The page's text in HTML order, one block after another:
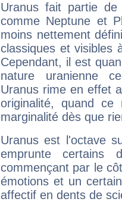
Uranus fait partie
comme Neptune et
moins nettement
classiques et visibles
Cependant, il est
nature uranienne
Uranus rime en effet
originalité, quand ce
marginalité dès que
Uranus est l'octave
emprunte
commençant par le
émotions et un
affectif en dents de